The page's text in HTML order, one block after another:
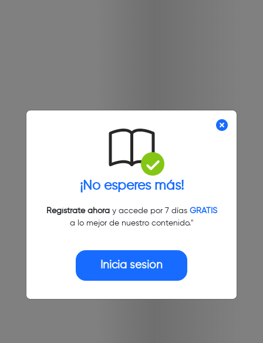
¡No esperes más!
Regístrate ahoray accede por 7 días GRATIS
a lo mejor de nuestro contenido."
Inicia sesión